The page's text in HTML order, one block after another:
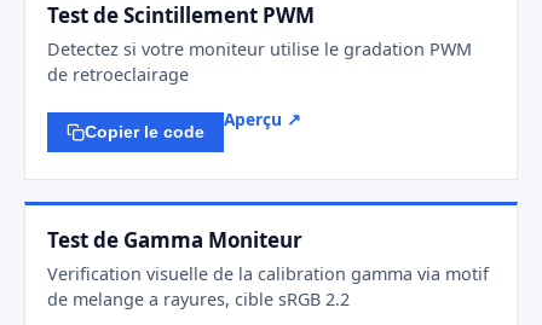
Test de Scintillement PWM
Detectez si votre moniteur utilise le gradation PWM
de retroeclairage
Copier le code
Aperçu ↗
Test de Gamma Moniteur
Verification visuelle de la calibration gamma via motif
de melange a rayures, cible sRGB 2.2